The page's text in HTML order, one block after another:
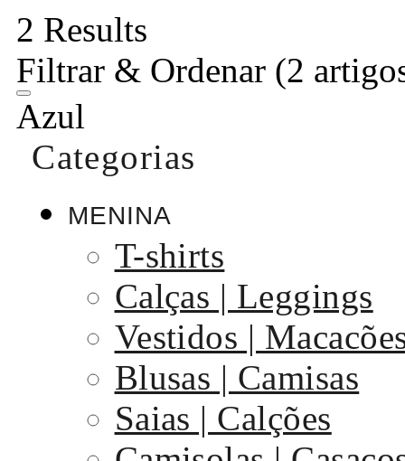
2 Results
Filtrar & Ordenar (2
Azul
Categorias
MENINA
T-shirts
Calças | Leggings
Vestidos |
Blusas | Camisas
Saias | Calções